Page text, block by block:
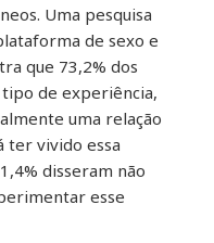
Uma pesquisa
de sexo e
que 73,2% dos
de experiência,
uma relação
ter vivido essa
disseram não
esse